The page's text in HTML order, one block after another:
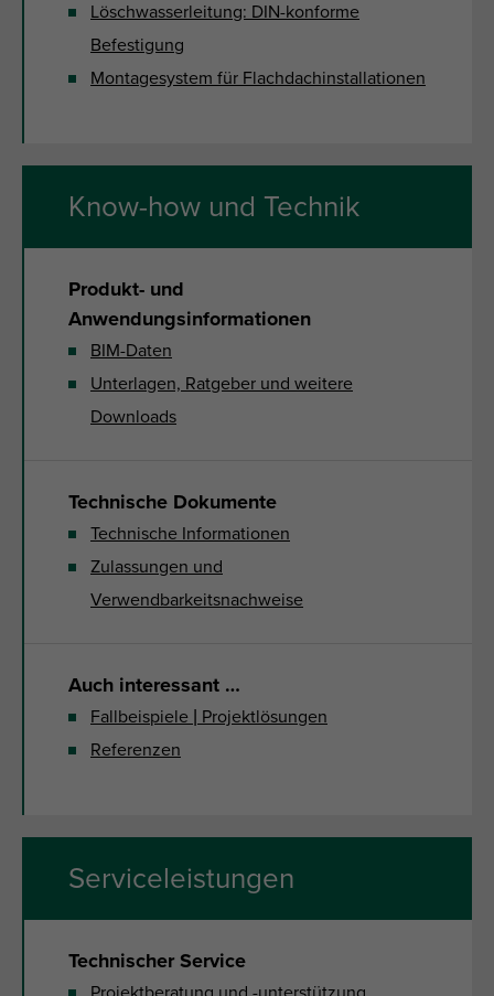
Löschwasserleitung: DIN-konforme
Befestigung
Montagesystem für Flachdachinstallationen
Know-how und Technik
Produkt- und
Anwendungsinformationen
BIM-Daten
Unterlagen, Ratgeber und weitere
Downloads
Technische Dokumente
Technische Informationen
Zulassungen und
Verwendbarkeitsnachweise
Auch interessant …
Fallbeispiele | Projektlösungen
Referenzen
Serviceleistungen
Technischer Service